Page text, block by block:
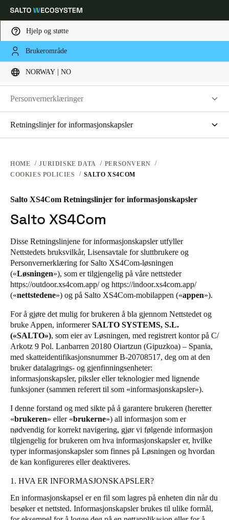
Hjelp og støtte
Brukerområde
NORWAY | NO
Velg sted og språkinnstillinger
Global
Norway|Norsk
Germany
Deutsch
Switzerland
DeutschFrançaisItaliano
United Kingdom
English
Ireland
English
France
Netherlands
NederlandsEnglish
Belgium
Français NederlandsEnglish
Spain
Español
Português
Italy
BRUKERVILKÅR FOR NETTSTEDET
PERSONVERN
VILKÅR FOR ENHETER
PERSONVERN
Personvernerklæringer
Retningslinjer for informasjonskapsler
saltoks.com
my-clay.com
Salto KS
Salto Homelok
Salto Nebula
Salto XS4Com
Salto XS4 Face
HOME JURIDISKE DATA
PERSONVERN
COOKIES POLICIES
SALTO XS4COM
Salto XS4Com Retningslinjer for informasjonskapsler
Salto XS4Com
Disse Retningslinjene for informasjonskapsler utfyller
Nettstedets bruksvilkår, Lisensavtale for sluttbrukere og
Personvernerklæring for Salto XS4Com-løsningen
(«Løsningen»), som er tilgjengelig på våre nettsteder
https://outdoor.xs4com.app/og https://indoor.xs4com.app/
(«nettstedene») og på Salto XS4Com-mobilappen («appen»).
For å gjøre det mulig for brukeren å bla gjennom Nettstedet og
bruke Appen, informererSALTO SYSTEMS, S.L.
(«SALTO»), som eier av Løsningen, med registrert kontor på C/
Arkotz 9 Pol. Lanbarren 20180 Oiartzun (Gipuzkoa) – Spania,
med skatteidentifikasjonsnummer B-20708517, deg om at den
bruker datalagrings- og gjenfinningsenheter:
informasjonskapsler, piksler eller teknologier med lignende
funksjoner (sammen referert til som «informasjonskapsler»).
I denne forstand og med sikte på å garantere brukeren (heretter
«brukeren» eller «brukerne») all informasjon som er
nødvendig for korrekt navigering, gjør vi følgende informasjon
tilgjengelig for brukeren om hva informasjonskapsler er, hvilke
typer informasjonskapsler som finnes på Løsningen og hvordan
de kan konfigureres eller deaktiveres.
1. HVA ER INFORMASJONSKAPSLER?
En informasjonskapsel er en fil som lagres på enheten din når du
besøker et nettsted. Informasjonskapsler brukes til ulike formål,